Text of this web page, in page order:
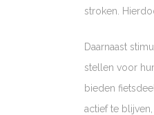
stroken.
Daarnaast
stellen voor
bieden
actief te